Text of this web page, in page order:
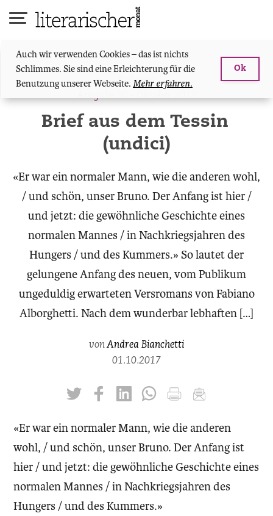
Auch wir verwenden Cookies – das ist nichts
Schlimmes. Sie sind eine Erleichterung für die
Benutzung unserer Webseite. Mehr erfahren.
Ok
Kolumne
Brief aus dem Tessin
(undici)
«Er war ein normaler Mann, wie die anderen wohl,
/ und schön, unser Bruno. Der Anfang ist hier /
und jetzt: die gewöhnliche Geschichte eines
normalen Mannes / in Nachkriegsjahren des
Hungers / und des Kummers.» So lautet der
gelungene Anfang des neuen, vom Publikum
ungeduldig erwarteten Versromans von Fabiano
Alborghetti. Nach dem wunderbar lebhaften […]
vonAndrea Bianchetti
01.10.2017
twittern liken teilen teilen drucken
«Er war ein normaler Mann, wie die anderen
wohl, / und schön, unser Bruno. Der Anfang ist
hier / und jetzt: die gewöhnliche Geschichte eines
normalen Mannes / in Nachkriegsjahren des
Hungers / und des Kummers.»